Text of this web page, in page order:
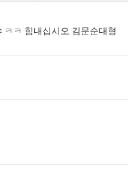
ㅋ 힘내십시오 김문순대형